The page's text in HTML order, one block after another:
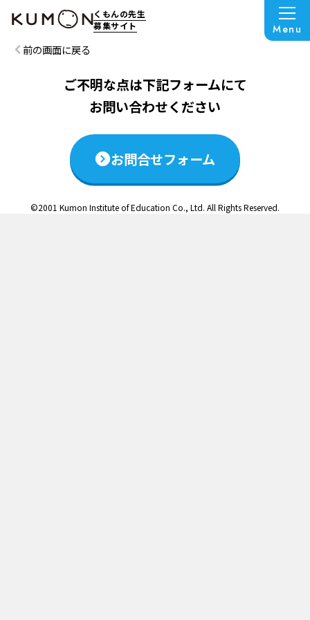
くもんの先生
募集サイト
Menu
この説明会は終了いたしました
前の画面に戻る
ご不明な点は下記フォームにて
お問い合わせください
お問合せフォーム
©2001 Kumon Institute of Education Co., Ltd. All Rights Reserved.